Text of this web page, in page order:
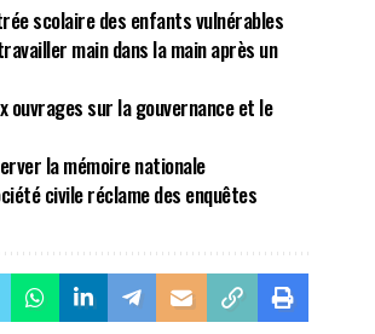
scolaire des enfants vulnérables
main dans la main après un
ouvrages sur la gouvernance et le
la mémoire nationale
civile réclame des enquêtes